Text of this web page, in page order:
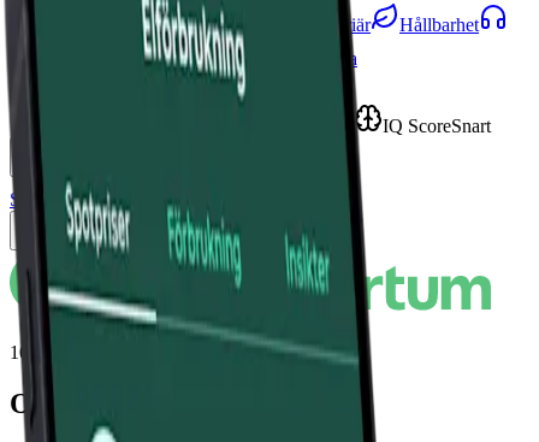
Artiklar Om oss Karriär
Hållbarhet
Bli Partner
Press & Media
IQ ScoreSnart
Se ditt pris
Tillbaka till jämförelsen
100% fossilfri el med rörligt, kvarts- & fastpris
Om Fortum